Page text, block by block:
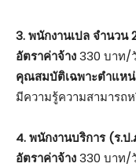
3. พนักงานเปล จำนวน
อัตราค่าจ้าง330 บาท/
คุณสมบัติเฉพาะตำแห
มีความรู้ความสามารถ
4. พนักงานบริการ (ร.ป
อัตราค่าจ้าง330 บาท/